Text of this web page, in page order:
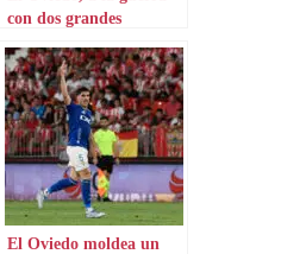
con dos grandes
El Oviedo moldea un